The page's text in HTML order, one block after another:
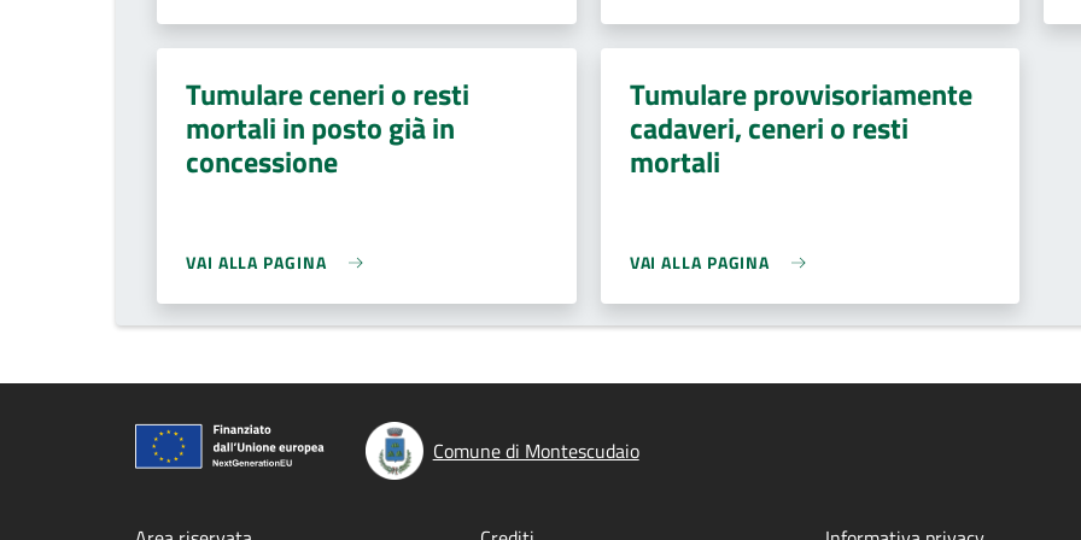
Tumulare ceneri o resti
mortali in posto già in
concessione
VAI ALLA PAGINA
Tumulare provvisoriamente
cadaveri, ceneri o resti
mortali
VAI ALLA PAGINA
Comune di Montescudaio